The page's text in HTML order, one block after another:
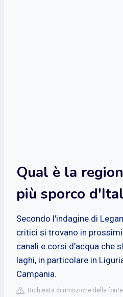
Qual è la
più sporco
Secondo l'indagine di
critici si trovano in
canali e corsi d'acqua che
laghi, in particolare in
Campania.
Richiesta di rimozione della fonte